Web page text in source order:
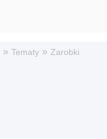
» Tematy » Zarobki